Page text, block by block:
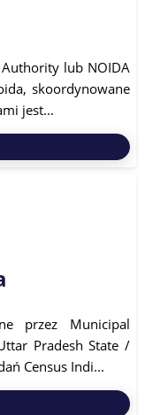
lub NOIDA
skoordynowane
jest...
przez Municipal
Pradesh State /
Census Indi...